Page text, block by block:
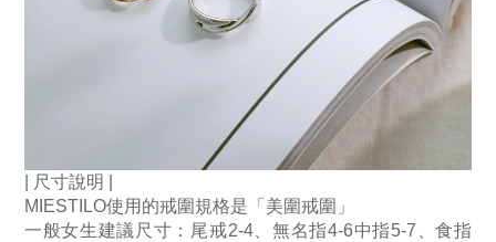
| 尺寸說明 |
MIESTILO使用的戒圍規格是「美圍戒圍」
一般女生建議尺寸：尾戒2-4、無名指4-6中指5-7、食指